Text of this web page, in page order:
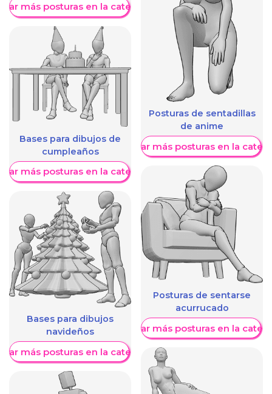
más posturas en la categoría
Bases para dibujos de
cumpleaños
más posturas en la categoría
Bases para dibujos
navideños
más posturas en la categoría
Posturas de sentadillas
de anime
Mostrar más posturas en la
Posturas de sentarse
acurrucado
Mostrar más posturas en la